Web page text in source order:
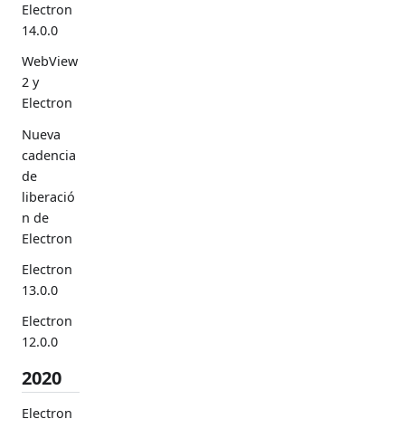
Electron
14.0.0
WebView
2 y
Electron
Nueva
cadencia
de
liberació
n de
Electron
Electron
13.0.0
Electron
12.0.0
2020
Electron